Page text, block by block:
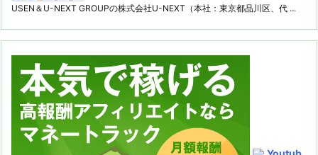
USEN＆U-NEXT GROUPの株式会社U-NEXT（本社：東京都品川区、代 ...